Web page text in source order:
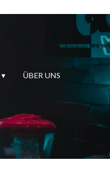
ÜBER UNS